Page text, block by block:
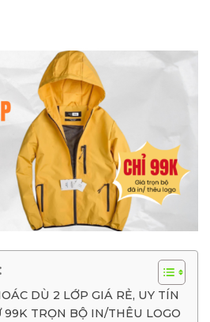
DÙ 2 LỚP GIÁ RẺ, UY TÍN
99K TRỌN BỘ IN/THÊU LOGO